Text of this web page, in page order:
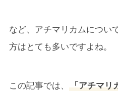
など、アチマリカムについ
方はとても多いですよね。
この記事では、
「アチマ